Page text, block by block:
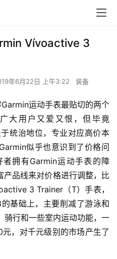
Vívoactive 3
年6月22日 上午3:22 装备
运动手表最贴切的两个
大用户又爱又恨，但毕竟
统治地位，专业对应高价本
似乎也意识到了价格问
拥有Garmin运动手表的障
品线来对价格进行调整，比
3 Trainer（T）手表，
基础上，主要削减了游泳和
骑行和一些室内运动功能，一
，对千元级别的市场产生了